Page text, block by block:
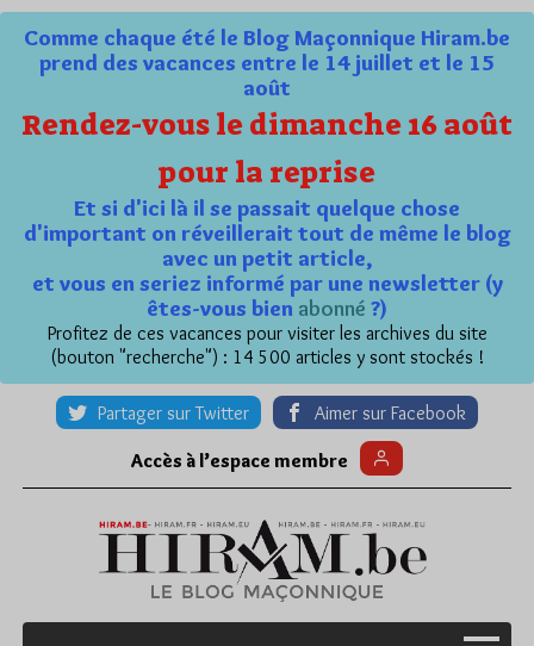
Comme chaque été le Blog Maçonnique Hiram.be
prend des vacances entre le 14 juillet et le 15
août
Rendez-vous le dimanche 16 août
pour la reprise
Et si d'ici là il se passait quelque chose
d'important on réveillerait tout de même le blog
avec un petit article,
et vous en seriez informé par une newsletter (y
êtes-vous bien abonné ?)
Profitez de ces vacances pour visiter les archives du site
(bouton "recherche") : 14 500 articles y sont stockés !
Partager sur Twitter Aimer sur Facebook
Accès à l’espace membre